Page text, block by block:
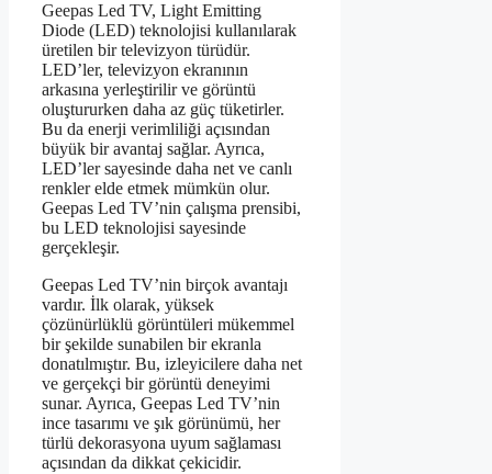
Geepas Led TV, Light Emitting
Diode (LED) teknolojisi kullanılarak
üretilen bir televizyon türüdür.
LED’ler, televizyon ekranının
arkasına yerleştirilir ve görüntü
oluştururken daha az güç tüketirler.
Bu da enerji verimliliği açısından
büyük bir avantaj sağlar. Ayrıca,
LED’ler sayesinde daha net ve canlı
renkler elde etmek mümkün olur.
Geepas Led TV’nin çalışma prensibi,
bu LED teknolojisi sayesinde
gerçekleşir.
Geepas Led TV’nin birçok avantajı
vardır. İlk olarak, yüksek
çözünürlüklü görüntüleri mükemmel
bir şekilde sunabilen bir ekranla
donatılmıştır. Bu, izleyicilere daha net
ve gerçekçi bir görüntü deneyimi
sunar. Ayrıca, Geepas Led TV’nin
ince tasarımı ve şık görünümü, her
türlü dekorasyona uyum sağlaması
açısından da dikkat çekicidir.